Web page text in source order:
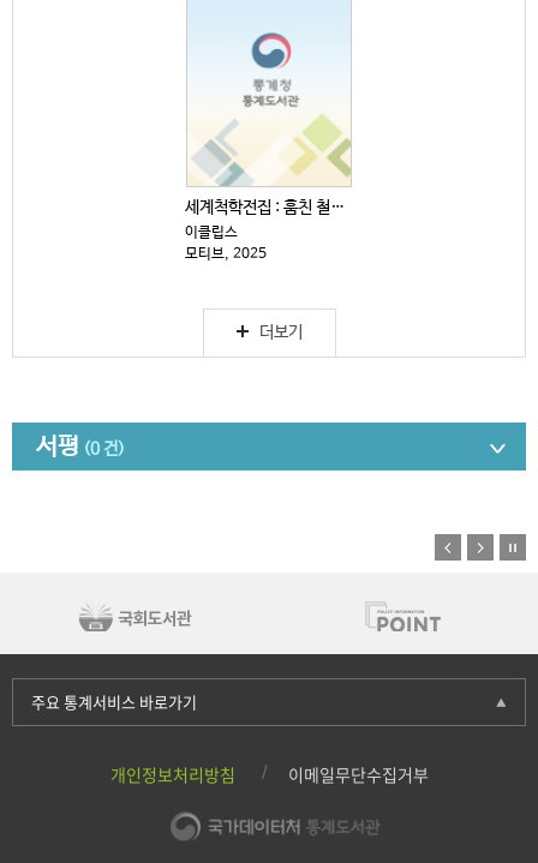
세계척학전집 : 훔친 철학 편
이클립스
모티브, 2025
더보기
서평 (0 건)
개인정보처리방침 이메일무단수집거부
주요 통계서비스 바로가기